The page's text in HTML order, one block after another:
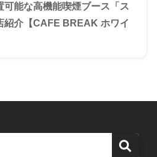
能な高機能喫煙ブース「ス
紹介【CAFE BREAK ホワイ